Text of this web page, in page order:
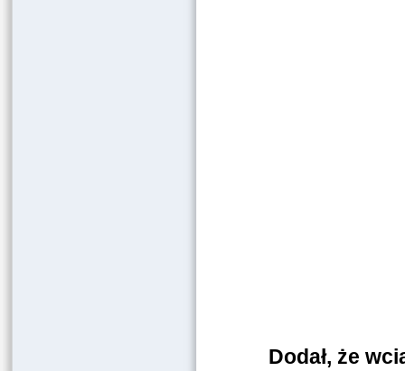
Dodał, że